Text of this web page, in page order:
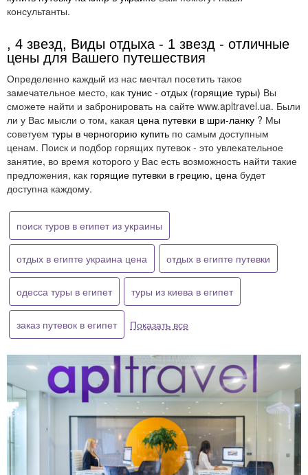
консультанты.
, 4 звезд, Виды отдыха - 1 звезд - отличные
цены для Вашего путешествия
Определенно каждый из нас мечтал посетить такое
замечательное место, как тунис - отдых (горящие туры) Вы
сможете найти и забронировать на сайте www.apltravel.ua. Были
ли у Вас мысли о том, какая цена путевки в шри-ланку ? Мы
советуем туры в черногорию купить по самым доступным
ценам. Поиск и подбор горящих путевок - это увлекательное
занятие, во время которого у Вас есть возможность найти такие
предложения, как горящие путевки в грецию, цена будет
доступна каждому.
поиск туров в египет из украины
отдых в египте украина цена отдых в египте путевки
одесса туры в египет туры из киева в египет
заказ путевок в египет Показать все